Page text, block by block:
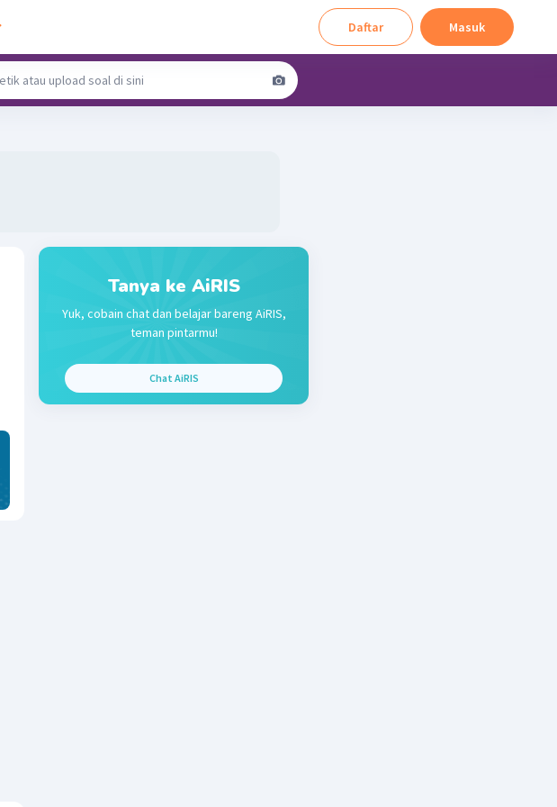
Daftar Masuk
Tanya ke AiRIS
Yuk, cobain chat dan belajar bareng AiRIS,
teman pintarmu!
Chat AiRIS